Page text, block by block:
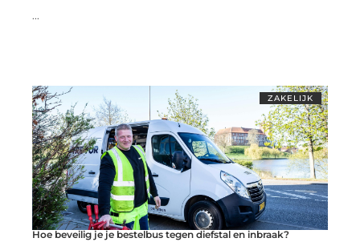
...
ZAKELIJK
Hoe beveilig je je bestelbus tegen diefstal en inbraak?